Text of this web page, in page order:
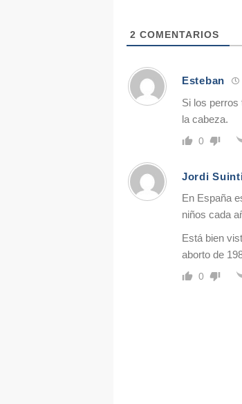
2 COMENTARIOS
Esteban
Si los perros
la cabeza.
0
Jordi
En España
niños cada
Está bien
aborto de
0